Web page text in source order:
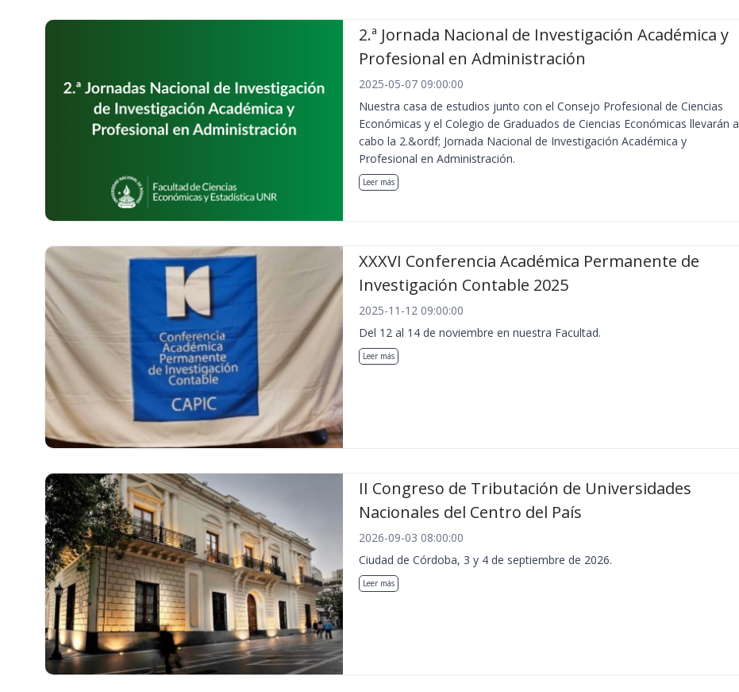
2.ª Jornada Nacional de Investigación Académica y
Profesional en Administración
2025-05-07 09:00:00
Nuestra casa de estudios junto con el Consejo Profesional de Ciencias
Económicas y el Colegio de Graduados de Ciencias Económicas llevarán a
cabo la 2.&ordf; Jornada Nacional de Investigación Académica y
Profesional en Administración.
Leer más
XXXVI Conferencia Académica Permanente de
Investigación Contable 2025
2025-11-12 09:00:00
Del 12 al 14 de noviembre en nuestra Facultad.
Leer más
II Congreso de Tributación de Universidades
Nacionales del Centro del País
2026-09-03 08:00:00
Ciudad de Córdoba, 3 y 4 de septiembre de 2026.
Leer más